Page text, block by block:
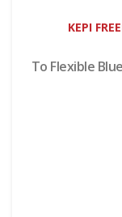
ΚΕΡΙ
Το Flexible